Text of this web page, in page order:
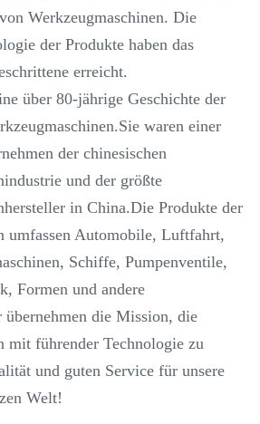
Werkzeugmaschinen. Die
der Produkte haben das
erreicht.
über 80-jährige Geschichte der
waren einer
der chinesischen
und der größte
in China.Die Produkte der
umfassen Automobile, Luftfahrt,
Schiffe, Pumpenventile,
Formen und andere
die Mission, die
mit führender Technologie zu
und guten Service für unsere
Welt!